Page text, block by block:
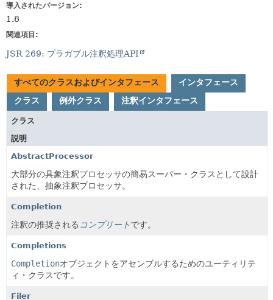
導入されたバージョン:
1.6
関連項目:
JSR 269: プラガブル注釈処理API
すべてのクラスおよびインタフェース
インタフェース
クラス
例外クラス 注釈インタフェース
クラス
説明
AbstractProcessor
大部分の具象注釈プロセッサの簡易スーパー・クラスとして設計
された、抽象注釈プロセッサ。
Completion
注釈の推奨される コンプリートです。
Completions
Completionオブジェクトをアセンブルするためのユーティリテ
ィ・クラスです。
Filer